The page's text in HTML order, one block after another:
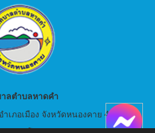
าลตำบลหาดคำ
เภอเมือง จังหวัดหนองคาย 43000